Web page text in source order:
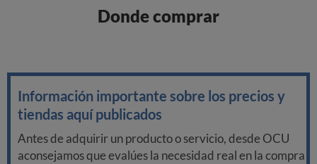
Donde comprar
Información importante sobre los precios y
tiendas aquí publicados
Antes de adquirir un producto o servicio, desde OCU
aconsejamos que evalúes la necesidad real en la compra